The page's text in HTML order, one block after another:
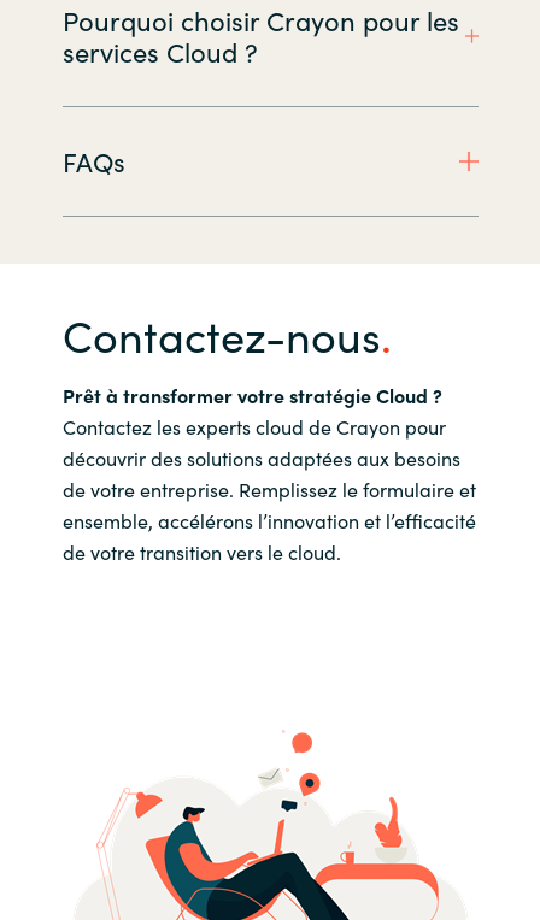
Pourquoi choisir Crayon pour les
services Cloud ?
FAQs
Contactez-nous
Prêt à transformer votre stratégie Cloud ?
Contactez les experts cloud de Crayon pour
découvrir des solutions adaptées aux besoins
de votre entreprise. Remplissez le formulaire et
ensemble, accélérons l’innovation et l’efficacité
de votre transition vers le cloud.